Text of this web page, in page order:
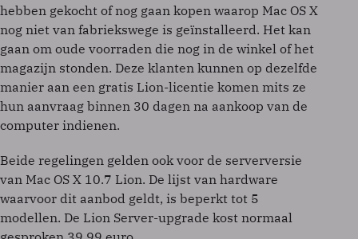
hebben gekocht of nog gaan kopen waarop Mac OS X
nog niet van fabriekswege is geïnstalleerd. Het kan
gaan om oude voorraden die nog in de winkel of het
magazijn stonden. Deze klanten kunnen op dezelfde
manier aan een gratis Lion-licentie komen mits ze
hun aanvraag binnen 30 dagen na aankoop van de
computer indienen.
Beide regelingen gelden ook voor de serverversie
van Mac OS X 10.7 Lion. De lijst van hardware
waarvoor dit aanbod geldt, is beperkt tot 5
modellen. De Lion Server-upgrade kost normaal